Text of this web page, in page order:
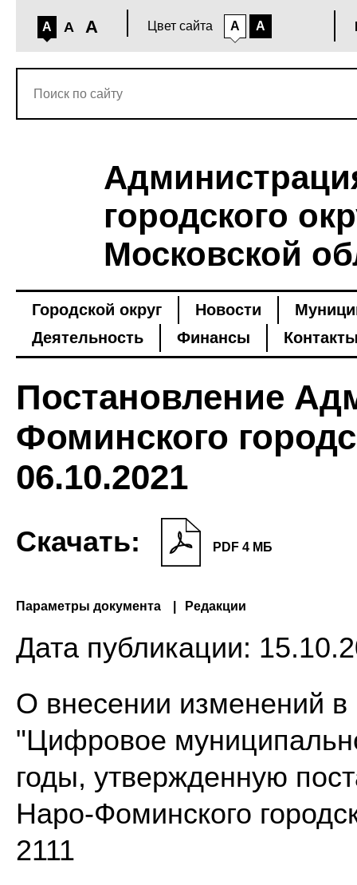
A A A Цвет сайта A A
городского
Московской
Городской округ Новости
Деятельность
Финансы
Постановление
Фоминского
06.10.2021
Скачать: PDF 4 МБ
Параметры документа Редакции
Дата публикации:
О внесении изменений
"Цифровое
годы, утвержденную
Наро-Фоминского
2111